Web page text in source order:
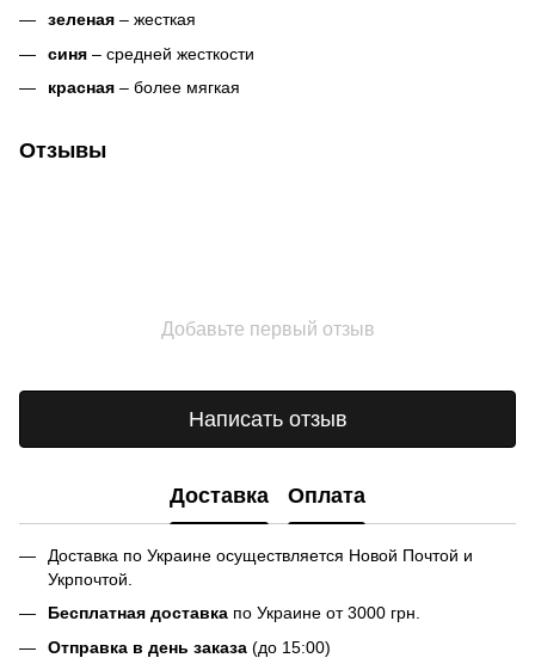
зеленая – жесткая
синя – средней жесткости
красная – более мягкая
Отзывы
Добавьте первый отзыв
Написать отзыв
Доставка Оплата
Доставка по Украине осуществляется Новой Почтой и
Укрпочтой.
Бесплатная доставка по Украине от 3000 грн.
Отправка в день заказа (до 15:00)